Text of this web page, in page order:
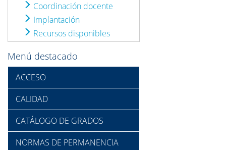
Coordinación docente
Implantación
Recursos disponibles
Menú destacado
ACCESO
CALIDAD
CATÁLOGO DE GRADOS
NORMAS DE PERMANENCIA